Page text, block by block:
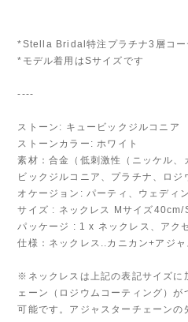
*Stella Bridal特注プラチナ3層コー
*モデル着用はSサイズです
----
ストーン: キュービックジルコニア
ストーンカラー: ホワイト
素材：合金（低刺激性（ニッケル、
ビックジルコニア、プラチナ、ロジ
オケージョン: パーティ、ウェディ
サイズ : ネックレス Mサイズ40cm/
パッケージ : 1 x ネックレス、アク
仕様：ネックレス..カニカン+アジャ
※ネックレスは上記の表記サイズに
ェーン（ロジウムコーティング）
可能です。アジャスターチェーン